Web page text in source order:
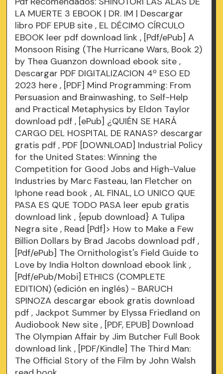
LA MUERTE 3 EBOOK | DR. IM | Descargar
libro PDF EPUBsite , EL DÉCIMO CÍRCULO
EBOOK leer pdf download link , [Pdf/ePub] A
Monsoon Rising (The Hurricane Wars, Book 2)
by Thea Guanzon download ebooksite ,
Descargar PDF DIGITALIZACION 4º ESO ED
2023 here , [PDF] Mind Programming: From
Persuasion and Brainwashing, to Self-Help
and Practical Metaphysics by Eldon Taylor
download pdf , [ePub] ¿QUIÉN SE HARÁ
CARGO DEL HOSPITAL DE RANAS? descargar
gratis pdf , PDF [DOWNLOAD] Industrial Policy
for the United States: Winning the
Competition for Good Jobs and High-Value
Industries by Marc Fasteau, Ian Fletcher on
Iphone read book , AL FINAL, LO UNICO QUE
PASA ES QUE TODO PASA leer epub gratis
download link , {epub download} A Tulipa
Negrasite , Read [Pdf]> How to Make a Few
Billion Dollars by Brad Jacobs download pdf ,
[Pdf/ePub] The Ornithologist's Field Guide to
Love by India Holton download ebook link ,
[Pdf/ePub/Mobi] ETHICS (COMPLETE
EDITION) (edición en inglés) - BARUCH
SPINOZA descargar ebook gratis download
pdf , Jackpot Summer by Elyssa Friedland on
Audiobook Newsite , [PDF, EPUB] Download
The Olympian Affair by Jim Butcher Full Book
download link , [PDF/Kindle] The Third Man:
The Official Story of the Film by John Walsh